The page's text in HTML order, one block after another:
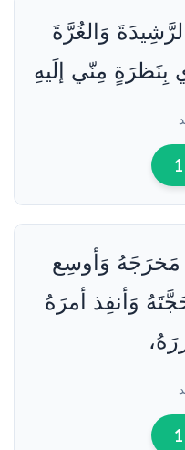
وَالغُرَّةَ
بِنَظرَةٍ مِنّي إلَيهِ
1
وَأوسِع
وَأنفِذ أمرَهُ
1